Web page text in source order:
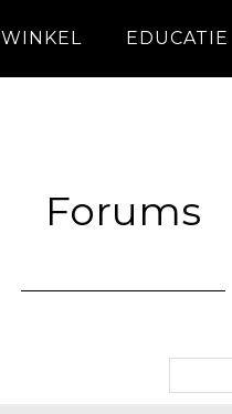
WINKEL EDUCATIE
Forums